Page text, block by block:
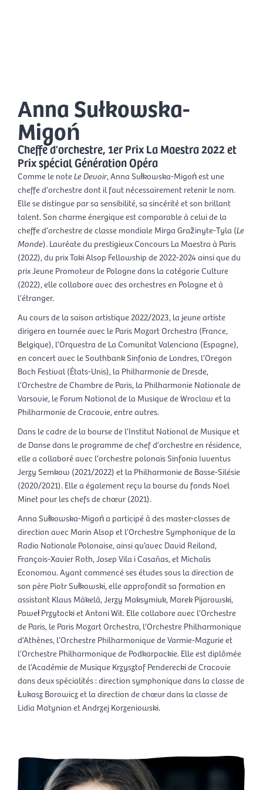
Anna Sułkowska-
Migoń
Cheffe d'orchestre, 1er Prix La Maestra 2022 et
Prix spécial Génération Opéra
Comme le noteLe Devoir, Anna Sułkowska-Migoń est une
cheffe d’orchestre dont il faut nécessairement retenir le nom.
Elle se distingue par sa sensibilité, sa sincérité et son brillant
talent. Son charme énergique est comparable à celui de la
cheffe d’orchestre de classe mondiale Mirga Gražinyte-Tyla (Le
Monde). Lauréate du prestigieux Concours La Maestra à Paris
(2022), du prix Taki Alsop Fellowship de 2022-2024 ainsi que du
prix Jeune Promoteur de Pologne dans la catégorie Culture
(2022), elle collabore avec des orchestres en Pologne et à
l’étranger.
Au cours de la saison artistique 2022/2023, la jeune artiste
dirigera en tournée avec le Paris Mozart Orchestra (France,
Belgique), l’Orquestra de La Comunitat Valenciana (Espagne),
en concert avec le Southbank Sinfonia de Londres, l’Oregon
Bach Festival (États-Unis), la Philharmonie de Dresde,
l’Orchestre de Chambre de Paris, la Philharmonie Nationale de
Varsovie, le Forum National de la Musique de Wroclaw et la
Philharmonie de Cracovie, entre autres.
Dans le cadre de la bourse de l’Institut National de Musique et
de Danse dans le programme de chef d’orchestre en résidence,
elle a collaboré avec l’orchestre polonais Sinfonia Iuventus
Jerzy Semkow (2021/2022) et la Philharmonie de Basse-Silésie
(2020/2021). Elle a également reçu la bourse du fonds Noel
Minet pour les chefs de chœur (2021).
Anna Sułkowska-Migoń a participé à des master-classes de
direction avec Marin Alsop et l’Orchestre Symphonique de la
Radio Nationale Polonaise, ainsi qu’avec David Reiland,
François-Xavier Roth, Josep Vila i Casañas, et Michalis
Economou. Ayant commencé ses études sous la direction de
son père Piotr Sułkowski, elle approfondit sa formation en
assistant Klaus Mäkelä, Jerzy Maksymiuk, Marek Pijarowski,
Paweł Przytocki et Antoni Wit. Elle collabore avec l’Orchestre
de Paris, le Paris Mozart Orchestra, l’Orchestre Philharmonique
d’Athènes, l’Orchestre Philharmonique de Varmie-Mazurie et
l’Orchestre Philharmonique de Podkarpackie. Elle est diplômée
de l’Académie de Musique Krzysztof Penderecki de Cracovie
dans deux spécialités : direction symphonique dans la classe de
Łukasz Borowicz et la direction de chœur dans la classe de
Lidia Matynian et Andrzej Korzeniowski.